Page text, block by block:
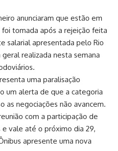
anunciaram que estão em
tomada após a rejeição feita
salarial apresentada pelo Rio
realizada nesta semana
uma paralisação
um alerta de que a categoria
as negociações não avancem.
com a participação de
vale até o próximo dia 29,
apresente uma nova